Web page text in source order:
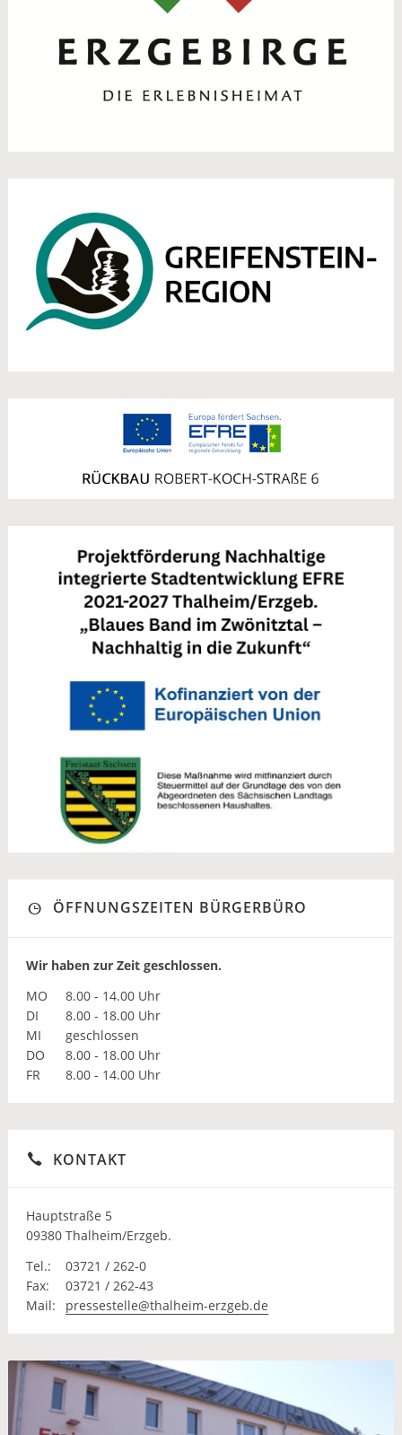
ÖFFNUNGSZEITEN BÜRGERBÜRO
Wir haben zur Zeit geschlossen.
MO
8.00 - 14.00 Uhr
DI
8.00 - 18.00 Uhr
MI
geschlossen
DO
8.00 - 18.00 Uhr
FR
8.00 - 14.00 Uhr
KONTAKT
Hauptstraße 5
09380 Thalheim/Erzgeb.
Tel.:
03721 / 262-0
Fax:
03721 / 262-43
Mail:
pressestelle@thalheim-erzgeb.de